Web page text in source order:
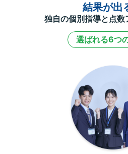
結果が出
独自の個別指導と点数
選ばれる6つ